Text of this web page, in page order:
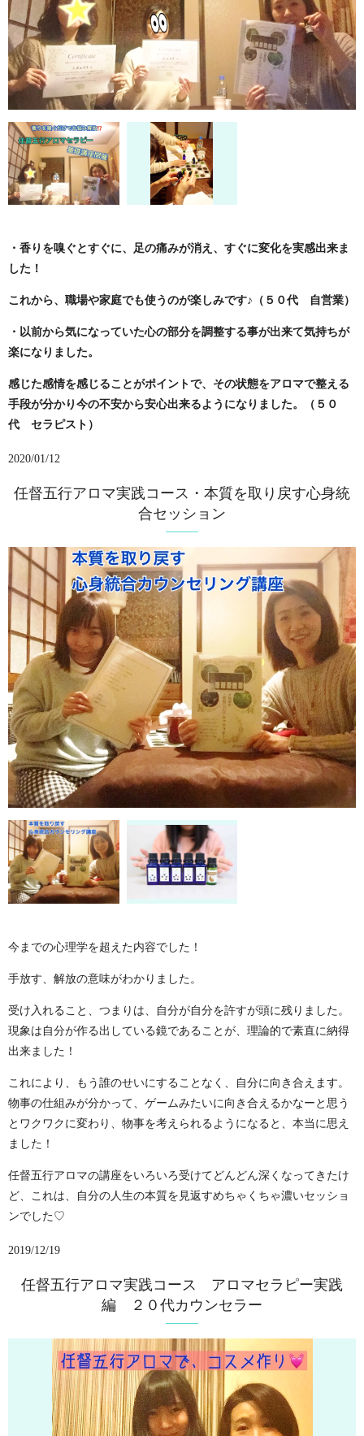
・香りを嗅ぐとすぐに、足の痛みが消え、すぐに変化を実感出来ま
した！
これから、職場や家庭でも使うのが楽しみです♪（５０代 自営業）
・以前から気になっていた心の部分を調整する事が出来て気持ちが
楽になりました。
感じた感情を感じることがポイントで、その状態をアロマで整える
手段が分かり 今の不安から安心出来るようになりました。（５０
代 セラピスト）
2020/01/12
任督五行アロマ実践コース・本質を取り戻す心身統
合セッション
今までの心理学を超えた内容でした！
手放す、解放の意味がわかりました。
受け入れること、つまりは、自分が自分を許すが頭に残りました。
現象は自分が作る出している鏡であることが、理論的で素直に納得
出来ました！
これにより、もう誰のせいにすることなく、自分に向き合えます。
物事の仕組みが分かって、ゲームみたいに向き合えるかなーと思う
とワクワクに変わり、物事を考えられるようになると、本当に思え
ました！
任督五行アロマの講座をいろいろ受けてどんどん深くなってきたけ
ど、これは、自分の人生の本質を見返すめちゃくちゃ濃いセッショ
ンでした♡
2019/12/19
任督五行アロマ実践コース アロマセラピー実践
編 ２０代カウンセラー